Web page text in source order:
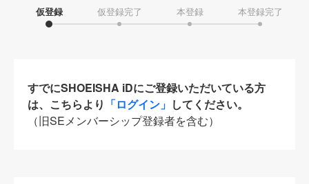
仮登録 仮登録完了 本登録 本登録完了
すでにSHOEISHA iDにご登録いただいている方
は、こちらより 「ログイン」 してください。
（旧SEメンバーシップ登録者を含む）